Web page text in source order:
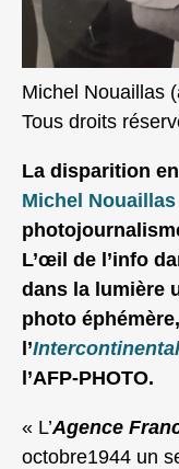
Michel Nouaillas
Tous droits
La disparition
Michel Nouaillas
L’œil de l’info
dans la lumière
photo
l’
l’AFP-PHOTO.
« L’Agence
octobre1944 un